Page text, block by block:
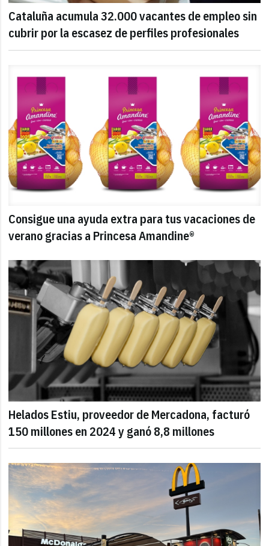
Cataluña acumula 32.000 vacantes de empleo sin
cubrir por la escasez de perfiles profesionales
Consigue una ayuda extra para tus vacaciones de
verano gracias a Princesa Amandine®
Helados Estiu, proveedor de Mercadona, facturó
150 millones en 2024 y ganó 8,8 millones